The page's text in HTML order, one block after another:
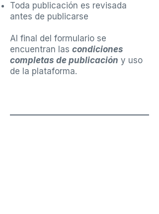
Toda publicación es revisada
antes de publicarse
Al final del formulario se
encuentran las condiciones
completas de publicación y uso
de la plataforma.